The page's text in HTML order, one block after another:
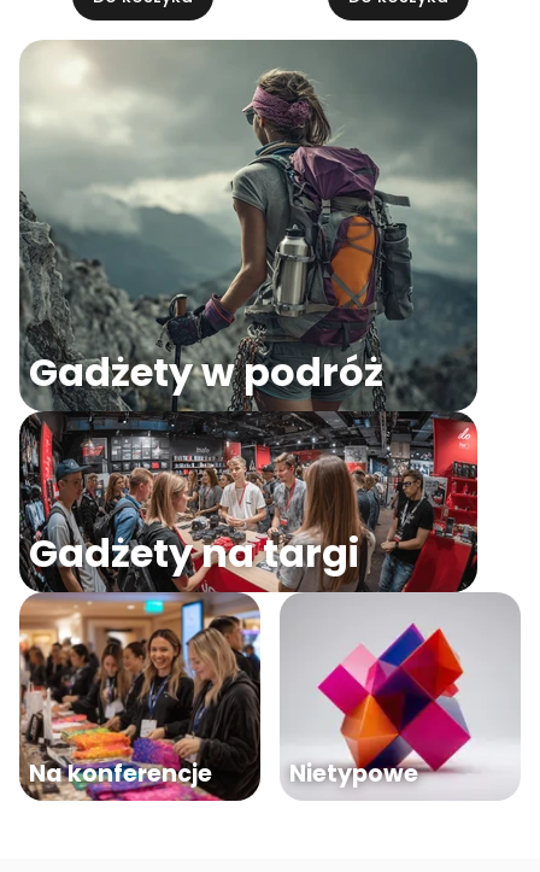
Gadżety w podróż
Gadżety na targi
Na konferencje Nietypowe